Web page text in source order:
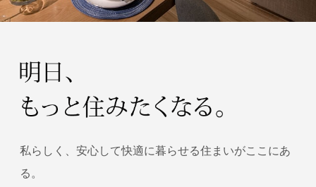
私らしく、安心して快適に暮らせる住まいがここにあ
る。